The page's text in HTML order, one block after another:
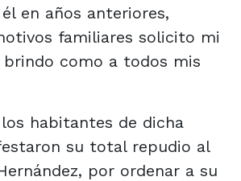
en años anteriores,
familiares solicito mi
brindo como a todos mis
habitantes de dicha
su total repudio al
por ordenar a su